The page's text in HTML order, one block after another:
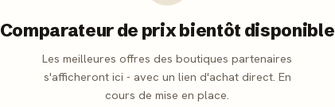
Comparateur de prix bientôt disponible
Les meilleures offres des boutiques partenaires
s'afficheront ici - avec un lien d'achat direct. En
cours de mise en place.